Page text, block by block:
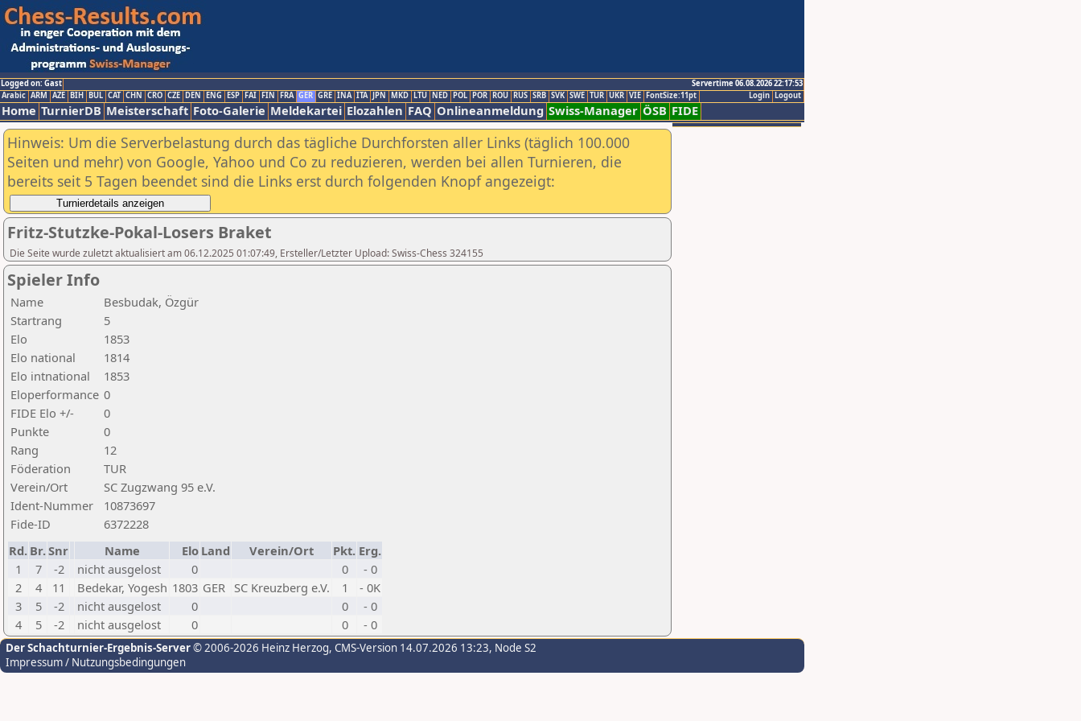
Logged on: Gast
Servertime 06.08.2026 22:17:53
Logout
Login
Arabic ARM AZE BIH BUL CAT CHN CRO CZE DEN ENG ESP FAI FIN FRA GER GRE INA ITA JPN MKD LTU NED POL POR ROU RUS SRB SVK SWE TUR UKR VIE FontSize:11pt
Home TurnierDB Meisterschaft Foto-Galerie Meldekartei Elozahlen FAQ Onlineanmeldung Swiss-Manager ÖSB FIDE
Hinweis: Um die Serverbelastung durch das tägliche Durchforsten aller Links (täglich 100.000
Seiten und mehr) von Google, Yahoo und Co zu reduzieren, werden bei allen Turnieren, die
bereits seit 5 Tagen beendet sind die Links erst durch folgenden Knopf angezeigt:
Fritz-Stutzke-Pokal-Losers Braket
Die Seite wurde zuletzt aktualisiert am 06.12.2025 01:07:49, Ersteller/Letzter Upload: Swiss-Chess 324155
Spieler Info
Name
Besbudak, Özgür
Startrang
5
Elo
1853
Elo national
1814
Elo intnational
1853
Eloperformance 0
FIDE Elo +/-
0
Punkte
0
Rang
12
Föderation
TUR
Verein/Ort
SC Zugzwang 95 e.V.
Ident-Nummer
10873697
Fide-ID
6372228
Rd. Br.Snr Name Elo Land Verein/Ort Pkt. Erg.
1
7 -2 nicht ausgelost 0 0
- 0
2
4 11 Bedekar, Yogesh 1803 GER SC Kreuzberg e.V. 1
- 0K
3
5 -2 nicht ausgelost 0 0
- 0
4
5 -2 nicht ausgelost 0 0 - 0
Der Schachturnier-Ergebnis-Server© 2006-2026 Heinz Herzog, CMS-Version 14.07.2026 13:23, Node S2
Impressum / Nutzungsbedingungen